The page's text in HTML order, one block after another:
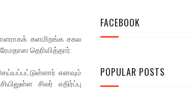
களமிறங்க சகல
தெரிவித்தார்.
எனவும்
சிலர் எதிர்ப்பு
FACEBOOK
POPULAR POSTS